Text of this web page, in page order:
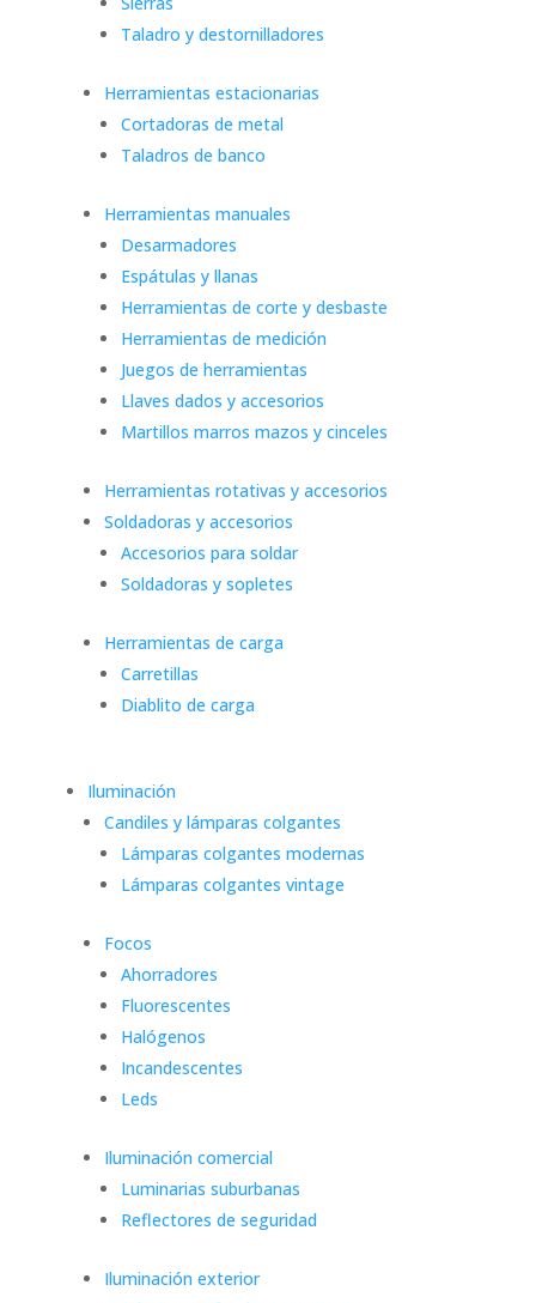
Taladro y destornilladores
Herramientas estacionarias
Cortadoras de metal
Taladros de banco
Herramientas manuales
Desarmadores
Espátulas y llanas
Herramientas de corte y desbaste
Herramientas de medición
Juegos de herramientas
Llaves dados y accesorios
Martillos marros mazos y cinceles
Herramientas rotativas y accesorios
Soldadoras y accesorios
Accesorios para soldar
Soldadoras y sopletes
Herramientas de carga
Carretillas
Diablito de carga
Iluminación
Candiles y lámparas colgantes
Lámparas colgantes modernas
Lámparas colgantes vintage
Focos
Ahorradores
Fluorescentes
Halógenos
Incandescentes
Leds
Iluminación comercial
Luminarias suburbanas
Reflectores de seguridad
Iluminación exterior